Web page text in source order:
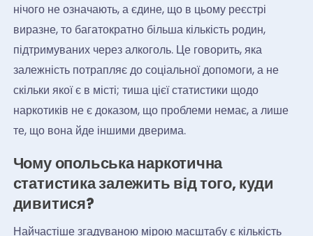
нічого не означають, а єдине, що в цьому реєстрі
виразне, то багатократно більша кількість родин,
підтримуваних через алкоголь. Це говорить, яка
залежність потрапляє до соціальної допомоги, а не
скільки якої є в місті; тиша цієї статистики щодо
наркотиків не є доказом, що проблеми немає, а лише
те, що вона йде іншими дверима.
Чому опольська наркотична
статистика залежить від того, куди
дивитися?
Найчастіше згадуваною мірою масштабу є кількість